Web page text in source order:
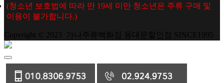
(청소년 보호법에 따라 만 19세 미만 청소년은 주류 구매 및
이용이 불가합니다.)
Copyright © 2023 가나주류백화점 동대문할인점 SINCE1995